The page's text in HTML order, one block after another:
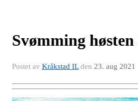
Svømming høsten
Postet av Kråkstad ILden 23. aug 2021